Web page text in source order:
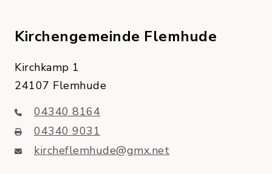
Kirchengemeinde Flemhude
Kirchkamp 1
24107 Flemhude
04340 8164
04340 9031
kircheflemhude@gmx.net